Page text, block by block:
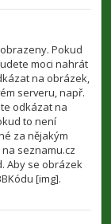
Pokud
moci nahrát
na obrázek,
serveru, např.
odkázat na
to není
za nějakým
seznamu.cz
Aby se obrázek
[img].